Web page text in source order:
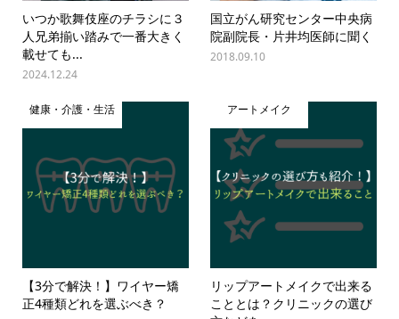
いつか歌舞伎座のチラシに３
人兄弟揃い踏みで一番大きく
載せても...
2024.12.24
国立がん研究センター中央病
院副院長・片井均医師に聞く
2018.09.10
健康・介護・生活
【3分で解決！】ワイヤー矯
正4種類どれを選ぶべき？
アートメイク
リップアートメイクで出来る
こととは？クリニックの選び